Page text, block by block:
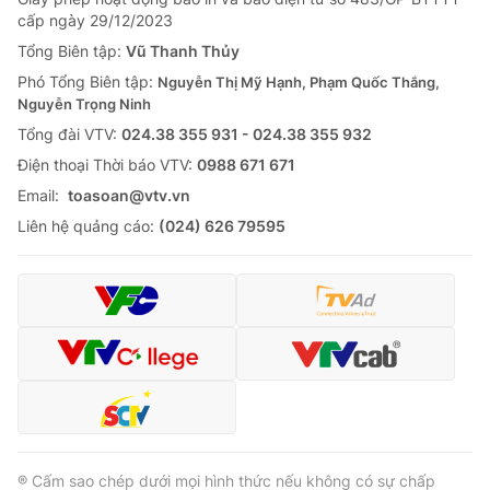
Sản phẩm
Thị trường
Tư vấn
Lịch phát sóng
Chuyên mục khác
Emagazine
Shorts video
VTV Thể thao
cấp ngày 29/12/2023
Tổng Biên tập: Vũ Thanh Thủy
Phó Tổng Biên tập: Nguyễn Thị Mỹ Hạnh, Phạm Quốc Thắng,
Nguyễn Trọng Ninh
Tổng đài VTV: 024.38 355 931 - 024.38 355 932
Ðiện thoại Thời báo VTV: 0988 671 671
Email: toasoan@vtv.vn
Liên hệ quảng cáo: (024) 626 79595
® Cấm sao chép dưới mọi hình thức nếu không có sự chấp